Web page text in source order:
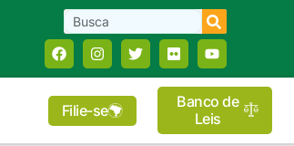
Filie-se
Banco de
Leis